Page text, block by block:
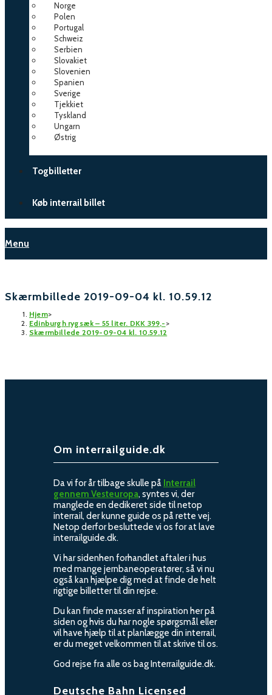
Norge
Polen
Portugal
Schweiz
Serbien
Slovakiet
Slovenien
Spanien
Sverige
Tjekkiet
Tyskland
Ungarn
Østrig
Togbilletter
Køb interrail billet
Menu
Skærmbillede 2019-09-04 kl. 10.59.12
Hjem>
Edinburgh rygsæk – 55 liter. DKK 399,- >
Skærmbillede 2019-09-04 kl. 10.59.12
Om interrailguide.dk
Da vi for år tilbage skulle på Interrail
gennem Vesteuropa, syntes vi, der
manglede en dedikeret side til netop
interrail, der kunne guide os på rette vej.
Netop derfor besluttede vi os for at lave
interrailguide.dk.
Vi har sidenhen forhandlet aftaler i hus
med mange jernbaneoperatører, så vi nu
også kan hjælpe dig med at finde de helt
rigtige billetter til din rejse.
Du kan finde masser af inspiration her på
siden og hvis du har nogle spørgsmål eller
vil have hjælp til at planlægge din interrail,
er du meget velkommen til at skrive til os.
God rejse fra alle os bag Interrailguide.dk.
Deutsche Bahn Licensed